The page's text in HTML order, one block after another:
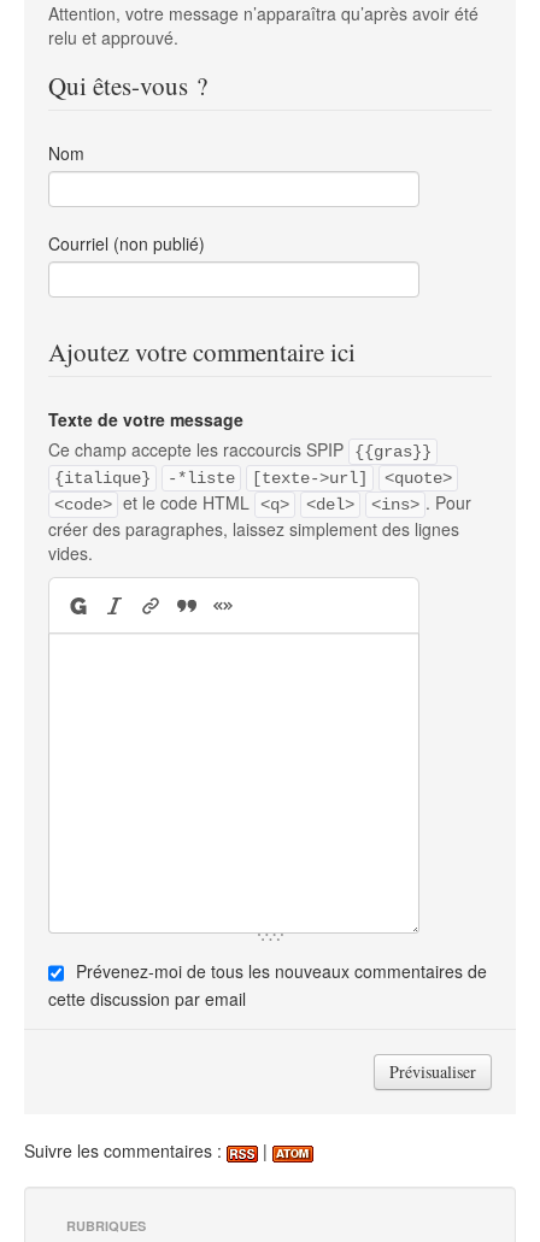
Attention, votre message n’apparaîtra qu’après avoir été
relu et approuvé.
Qui êtes-vous ?
Nom
Courriel (non publié)
Ajoutez votre commentaire ici
Texte de votre message
Ce champ accepte les raccourcis SPIP
{{gras}}
{italique}
-*liste [texte->url]
<quote>
<code> et le code HTML <q> <del> <ins> . Pour
créer des paragraphes, laissez simplement des lignes
vides.
Prévenez-moi de tous les nouveaux commentaires de
cette discussion par email
Suivre les commentaires : |
RUBRIQUES